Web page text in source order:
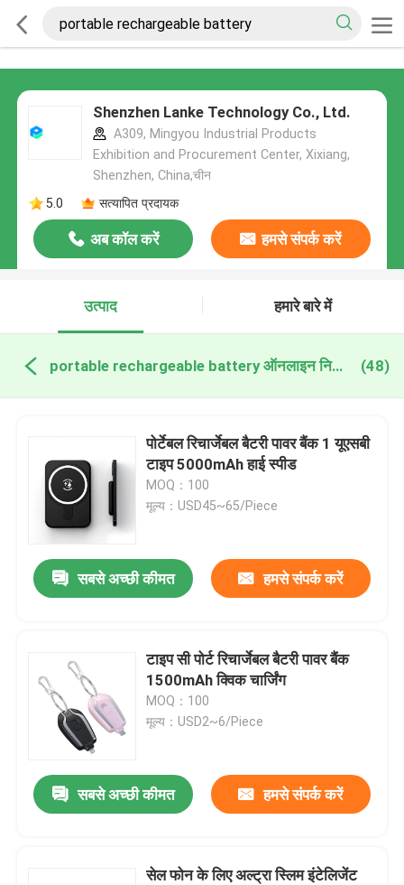
Shenzhen Lanke Technology Co., Ltd.
A309, Mingyou Industrial Products
Exhibition and Procurement Center, Xixiang,
Shenzhen, China,चीन
5.0
सत्यापित प्रदायक
अब कॉल करें हमसे संपर्क करें
उत्पाद हमारे बारे में
portable rechargeable battery ऑनलाइन निर्माण (48)
पोर्टेबल रिचार्जेबल बैटरी पावर बैंक 1 यूएसबी
टाइप 5000mAh हाई स्पीड
MOQ：100
मूल्य：USD45~65/Piece
सबसे अच्छी कीमत हमसे संपर्क करें
टाइप सी पोर्ट रिचार्जेबल बैटरी पावर बैंक
1500mAh क्विक चार्जिंग
MOQ：100
मूल्य：USD2~6/Piece
सबसे अच्छी कीमत हमसे संपर्क करें
सेल फोन के लिए अल्ट्रा स्लिम इंटेलिजेंट